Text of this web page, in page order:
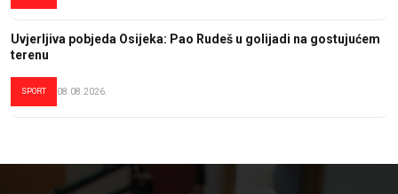
Uvjerljiva pobjeda Osijeka: Pao Rudeš u golijadi na gostujućem
terenu
SPORT 08.08.2026.